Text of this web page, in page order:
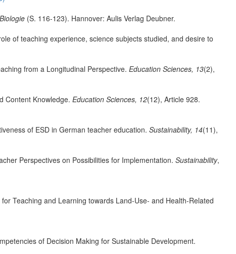
(S. 116-123). Hannover: Aulis Verlag Deubner.
of teaching experience, science subjects studied, and desire to
from a Longitudinal Perspective. Education Sciences, 13(2),
Content Knowledge. Education Sciences, 12(12), Article 928.
of ESD in German teacher education. Sustainability, 14(11),
Perspectives on Possibilities for Implementation. Sustainability,
Teaching and Learning towards Land-Use- and Health-Related
of Decision Making for Sustainable Development.